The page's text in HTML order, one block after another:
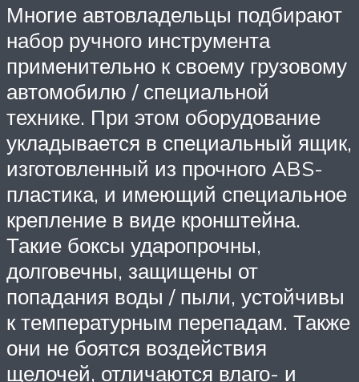
Многие автовладельцы подбирают
набор ручного инструмента
применительно к своему грузовому
автомобилю / специальной
технике. При этом оборудование
укладывается в специальный ящик,
изготовленный из прочного ABS-
пластика, и имеющий специальное
крепление в виде кронштейна.
Такие боксы ударопрочны,
долговечны, защищены от
попадания воды / пыли, устойчивы
к температурным перепадам. Также
они не боятся воздействия
щелочей, отличаются влаго- и